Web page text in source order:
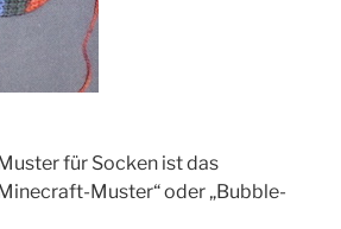
für Socken ist das
Muster“ oder „Bubble-